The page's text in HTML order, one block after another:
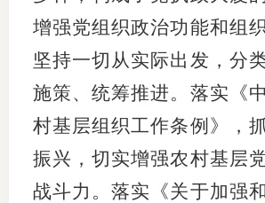
增强党组织政治功能和组
坚持一切从实际出发，分
施策、统筹推进。落实《
村基层组织工作条例》，
振兴，切实增强农村基层
战斗力。落实《关于加强